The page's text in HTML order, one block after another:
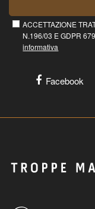
ACCETTAZIONE
N.196/03 E GDPR
informativa
Facebook